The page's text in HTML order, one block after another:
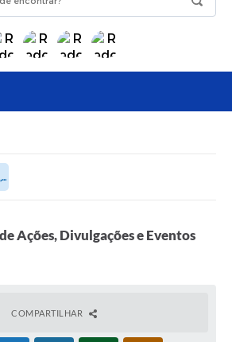
Ações, Divulgações e Eventos
COMPARTILHAR